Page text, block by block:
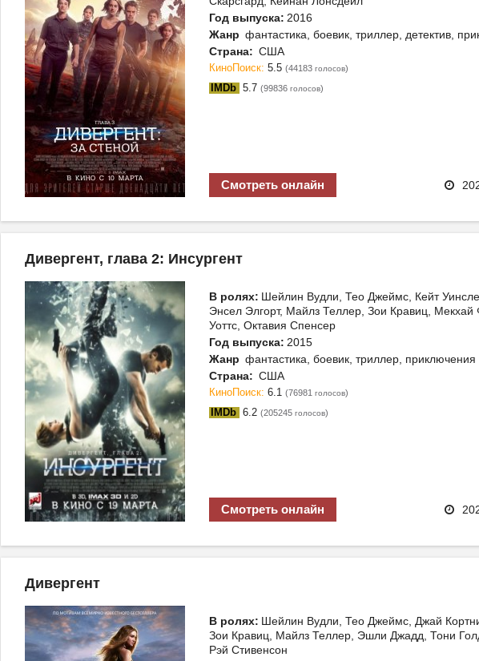
Год выпуска: 2016
Жанр фантастика, боевик, триллер, детектив,
Страна: США
КиноПоиск: 5.5 (44183 голосов)
IMDb 5.7 (99836 голосов)
Смотреть онлайн
Дивергент, глава 2: Инсургент
В ролях: Шейлин Вудли, Тео Джеймс, Кейт
Энсел Элгорт, Майлз Теллер, Зои Кравиц,
Уоттс, Октавия Спенсер
Год выпуска: 2015
Жанр фантастика, боевик, триллер, приключения
Страна: США
КиноПоиск: 6.1 (76981 голосов)
IMDb 6.2 (205245 голосов)
Смотреть онлайн
Дивергент
В ролях: Шейлин Вудли, Тео Джеймс, Джай
Зои Кравиц, Майлз Теллер, Эшли Джадд, Тони
Рэй Стивенсон